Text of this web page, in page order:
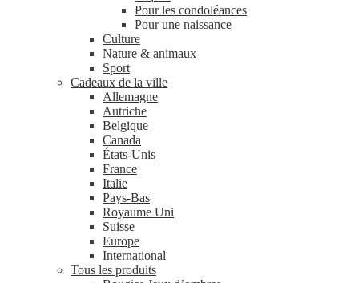
Pour les condoléances
Pour une naissance
Culture
Nature & animaux
Sport
Cadeaux de la ville
Allemagne
Autriche
Belgique
Canada
États-Unis
France
Italie
Pays-Bas
Royaume Uni
Suisse
Europe
International
Tous les produits